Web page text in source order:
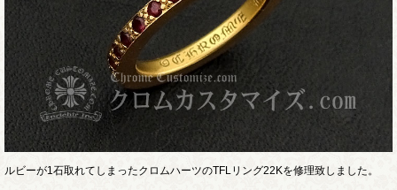
ルビーが1石取れてしまったクロムハーツのTFLリング22Kを修理致しました。